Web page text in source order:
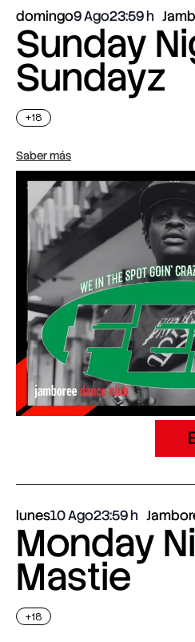
domingo9 Ago23:59
Sunday
Sundayz
+18
Saber más
lunes10 Ago23:59
Monday
Mastie
+18